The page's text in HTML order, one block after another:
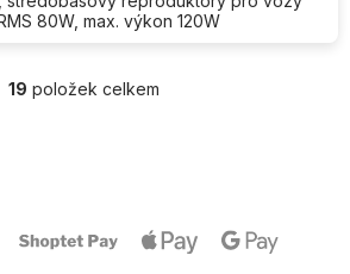
80W, max. výkon 120W
O
c
19 položek celkem